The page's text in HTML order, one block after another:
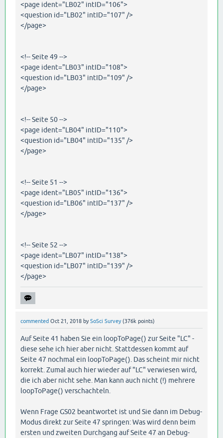
<page ident="LB02" intID="106">
<question id="LB02" intID="107" />
</page>
<!-- Seite 49 -->
<page ident="LB03" intID="108">
<question id="LB03" intID="109" />
</page>
<!-- Seite 50 -->
<page ident="LB04" intID="110">
<question id="LB04" intID="135" />
</page>
<!-- Seite 51 -->
<page ident="LB05" intID="136">
<question id="LB06" intID="137" />
</page>
<!-- Seite 52 -->
<page ident="LB07" intID="138">
<question id="LB07" intID="139" />
</page>
commented Oct 21, 2018 bySoSci Survey (376k points)
Auf Seite 41 haben Sie ein loopToPage() zur Seite "LC" -
diese sehe ich hier aber nicht. Stattdessen kommt auf
Seite 47 nochmal ein loopToPage(). Das scheint mir nicht
korrekt. Zumal auch hier wieder auf "LC" verwiesen wird,
die ich aber nicht sehe. Man kann auch nicht (!) mehrere
loopToPage() verschachteln.
Wenn Frage GS02 beantwortet ist und Sie dann im Debug-
Modus direkt zur Seite 47 springen: Was wird denn beim
ersten und zweiten Durchgang auf Seite 47 an Debug-